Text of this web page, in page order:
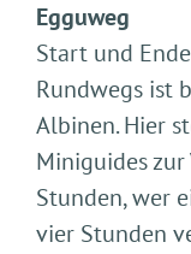
Egguweg
Start und
Rundwegs ist
Albinen. Hier
Miniguides zur
Stunden, wer
vier Stunden